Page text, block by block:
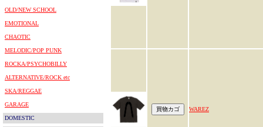
OLD/NEW SCHOOL
EMOTIONAL
CHAOTIC
MELODIC/POP PUNK
ROCKA/PSYCHOBILLY
ALTERNATIVE/ROCK etc
SKA/REGGAE
GARAGE
DOMESTIC
WAREZ